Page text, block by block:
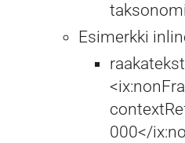
Esimerkki
000</